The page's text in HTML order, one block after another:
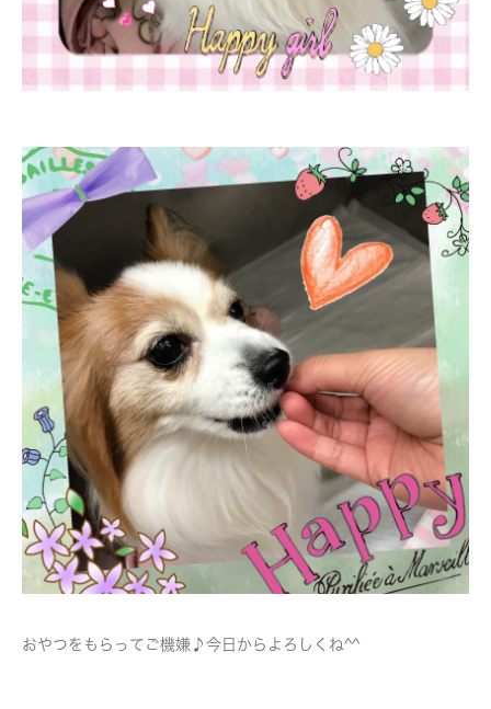
おやつをもらってご機嫌♪今日からよろしくね^^